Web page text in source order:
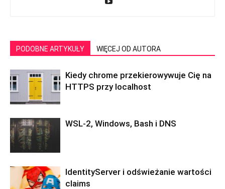
PODOBNE ARTYKUŁY WIĘCEJ OD AUTORA
Kiedy chrome przekierowywuje Cię na
HTTPS przy localhost
WSL-2, Windows, Bash i DNS
IdentityServer i odświeżanie wartości
claims